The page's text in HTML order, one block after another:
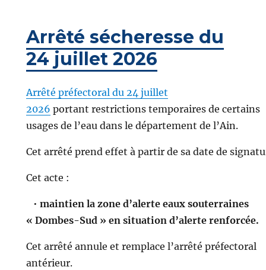
Arrêté sécheresse du
24 juillet 2026
Arrêté préfectoral du 24 juillet
2026 portant restrictions temporaires de certains
usages de l’eau dans le département de l’Ain.
Cet arrêté prend effet à partir de sa date de
Cet acte :
• maintien la zone d’alerte eaux souterraines
« Dombes-Sud » en situation d’alerte renforcée.
Cet arrêté annule et remplace l’arrêté préfectoral
antérieur.